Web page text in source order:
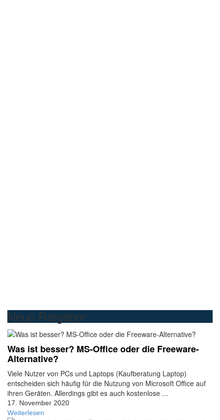
Neue Ratgeber
Was ist besser? MS-Office oder die Freeware-
Alternative?
Viele Nutzer von PCs und Laptops (Kaufberatung Laptop)
entscheiden sich häufig für die Nutzung von Microsoft Office auf
ihren Geräten. Allerdings gibt es auch kostenlose ...
17. November 2020
Weiterlesen